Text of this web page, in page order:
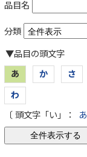
品目名
分類
▼品目の頭文字
あ
か さ
わ
〔 頭文字「い」：
あ